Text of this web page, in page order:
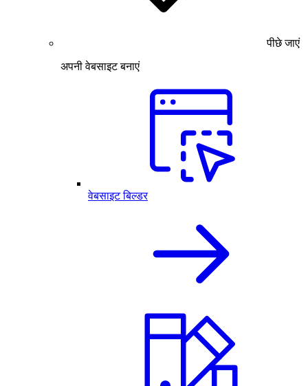
पीछे जाएं
अपनी वेबसाइट बनाएं
वेबसाइट बिल्डर